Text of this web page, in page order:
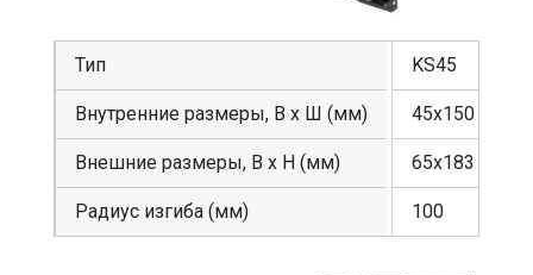
Тип
Внутренние размеры, В х Ш (мм)
Внешние размеры, В х Н (мм)
Радиус изгиба (мм)
KS45
45х150
65х183
100